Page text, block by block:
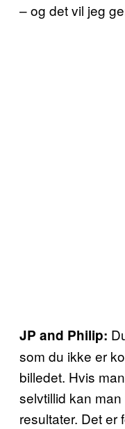
– og det vil jeg
JP and Philip:
som du ikke er
billedet. Hvis
selvtillid kan
resultater. Det er